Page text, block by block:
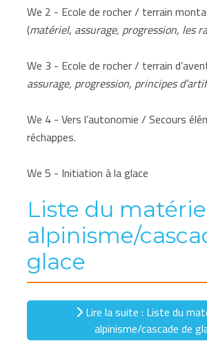
We 2 - Ecole de rocher / terrain
(matériel, assurage, progression, les
We 3 - Ecole de rocher / terrain
assurage, progression, principes
We 4 - Vers l’autonomie / Secours
réchappes.
We 5 - Initiation à la glace
Liste du
alpinisme/
glace
Lire la suite : Liste du
alpinisme/cascade de